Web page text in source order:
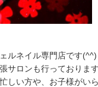
ルネイル専門店です(^^)
サロンも行っておりま
しい方や、お子様がい